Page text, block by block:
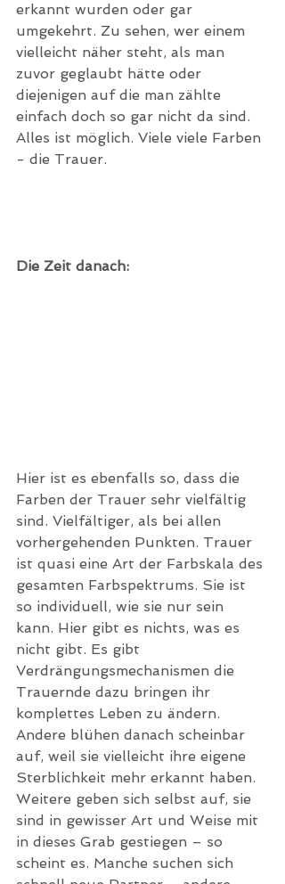
erkannt wurden oder gar
umgekehrt. Zu sehen, wer einem
vielleicht näher steht, als man
zuvor geglaubt hätte oder
diejenigen auf die man zählte
einfach doch so gar nicht da sind.
Alles ist möglich. Viele viele Farben
- die Trauer.
Die Zeit danach:
Hier ist es ebenfalls so, dass die
Farben der Trauer sehr vielfältig
sind. Vielfältiger, als bei allen
vorhergehenden Punkten. Trauer
ist quasi eine Art der Farbskala des
gesamten Farbspektrums. Sie ist
so individuell, wie sie nur sein
kann. Hier gibt es nichts, was es
nicht gibt. Es gibt
Verdrängungsmechanismen die
Trauernde dazu bringen ihr
komplettes Leben zu ändern.
Andere blühen danach scheinbar
auf, weil sie vielleicht ihre eigene
Sterblichkeit mehr erkannt haben.
Weitere geben sich selbst auf, sie
sind in gewisser Art und Weise mit
in dieses Grab gestiegen – so
scheint es. Manche suchen sich